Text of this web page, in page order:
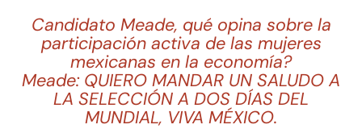
Candidato Meade, qué opina sobre la
participación activa de las mujeres
mexicanas en la economía?
Meade: QUIERO MANDAR UN SALUDO A
LA SELECCIÓN A DOS DÍAS DEL
MUNDIAL, VIVA MÉXICO.